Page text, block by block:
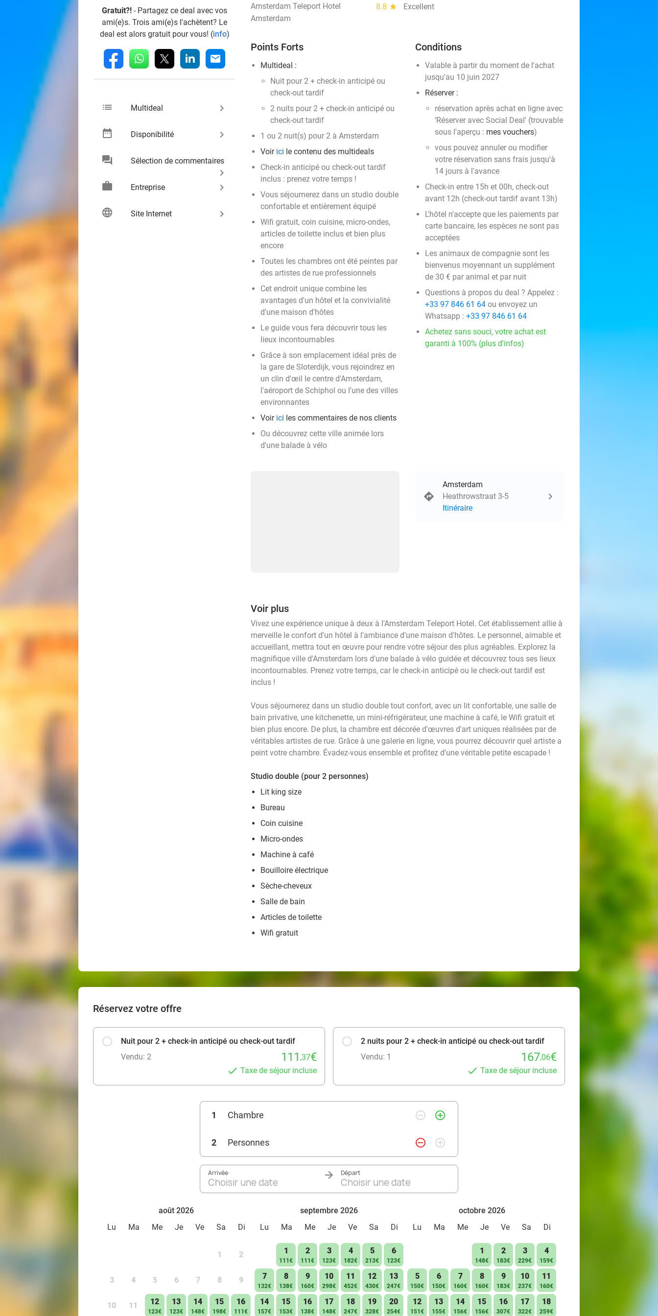
Gratuit?! - Partagez ce deal avec vos
ami(e)s. Trois ami(e)s l'achètent? Le
deal est alors gratuit pour vous! (info)
fb whatsapp linkedin mail
list Multideal keyboard_arrow_right
date_range Disponibilité keyboard_arrow_right
chat Sélection de commentaires
keyboard_arrow_right
work
Entreprise keyboard_arrow_right
language Site Internet keyboard_arrow_right
Amsterdam Teleport Hotel 8.8 star
Excellent
Amsterdam
Points Forts
Multideal :
Nuit pour 2 + check-in anticipé ou
check-out tardif
2 nuits pour 2 + check-in anticipé ou
check-out tardif
1 ou 2 nuit(s) pour 2 à Amsterdam
Voir ici le contenu des multideals
Check-in anticipé ou check-out tardif
inclus : prenez votre temps !
Vous séjournerez dans un studio double
confortable et entièrement équipé
Wifi gratuit, coin cuisine, micro-ondes,
articles de toilette inclus et bien plus
encore
Toutes les chambres ont été peintes par
des artistes de rue professionnels
Cet endroit unique combine les
avantages d'un hôtel et la convivialité
d'une maison d'hôtes
Le guide vous fera découvrir tous les
lieux incontournables
Grâce à son emplacement idéal près de
la gare de Sloterdijk, vous rejoindrez en
un clin d'œil le centre d'Amsterdam,
l'aéroport de Schiphol ou l'une des villes
environnantes
Voir ici les commentaires de nos clients
Ou découvrez cette ville animée lors
d'une balade à vélo
Conditions
Valable à partir du moment de l'achat
jusqu'au 10 juin 2027
Réserver :
réservation après achat en ligne avec
‘Réserver avec Social Deal' (trouvable
sous l'aperçu : mes vouchers)
vous pouvez annuler ou modifier
votre réservation sans frais jusqu'à
14 jours à l'avance
Check-in entre 15h et 00h, check-out
avant 12h (check-out tardif avant 13h)
L'hôtel n'accepte que les paiements par
carte bancaire, les espèces ne sont pas
acceptées
Les animaux de compagnie sont les
bienvenus moyennant un supplément
de 30 € par animal et par nuit
Questions à propos du deal ? Appelez :
+33 97 846 61 64 ou envoyez un
Whatsapp : +33 97 846 61 64
Achetez sans souci, votre achat est
garanti à 100% (plus d'infos)
Amsterdam
Heathrowstraat 3-5
Itinéraire
Voir plus
Vivez une expérience unique à deux à l'Amsterdam Teleport Hotel. Cet établissement allie à
merveille le confort d'un hôtel à l'ambiance d'une maison d'hôtes. Le personnel, aimable et
accueillant, mettra tout en œuvre pour rendre votre séjour des plus agréables. Explorez la
magnifique ville d'Amsterdam lors d'une balade à vélo guidée et découvrez tous ses lieux
incontournables. Prenez votre temps, car le check-in anticipé ou le check-out tardif est
inclus !
Vous séjournerez dans un studio double tout confort, avec un lit confortable, une salle de
bain privative, une kitchenette, un mini-réfrigérateur, une machine à café, le Wifi gratuit et
bien plus encore. De plus, la chambre est décorée d'œuvres d'art uniques réalisées par de
véritables artistes de rue. Grâce à une galerie en ligne, vous pourrez découvrir quel artiste a
peint votre chambre. Évadez-vous ensemble et profitez d'une véritable petite escapade !
Studio double (pour 2 personnes)
Lit king size
Bureau
Coin cuisine
Micro-ondes
Machine à café
Bouilloire électrique
Sèche-cheveux
Salle de bain
Articles de toilette
Wifi gratuit
Réservez votre offre
Nuit pour 2 + check-in anticipé ou check-out tardif
Vendu: 2
111 ,37€
Taxe de séjour incluse
2 nuits pour 2 + check-in anticipé ou check-out tardif
Vendu: 1
167,06€
Taxe de séjour incluse
1 Chambre remove_circle_outline add_circle_outline
2 Personnes remove_circle_outline add_circle_outline
Arrivée
Choisir une date
Départ
Choisir une date
août 2026
Lu
Ma Me Je Ve Sa Di
1 2
3 4 5 6 7 8 9
10 11 12
123€
13
123€
14
148€
15
198€
16
111€
septembre 2026
Lu
Ma Me Je Ve Sa Di
1
111€
2
111€
3
123€
4
182€
5
213€
6
123€
7
132€
8
138€
9
160€
10
298€
11
452€
12
430€
13
247€
14
157€
15
153€
16
138€
17
148€
18
247€
19
328€
20
254€
octobre 2026
Lu
Ma Me Je Ve Sa Di
1
148€
2
183€
3
229€
4
159€
5
150€
6
150€
7
160€
8
160€
9
183€
10
237€
11
160€
12
151€
13
155€
14
156€
15
156€
16
307€
17
322€
18
259€